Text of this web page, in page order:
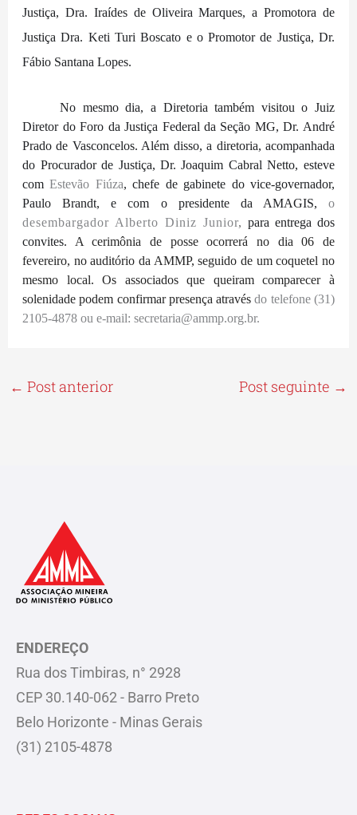
Justiça, Dra. Iraídes de Oliveira Marques, a Promotora de
Justiça Dra. Keti Turi Boscato e o Promotor de Justiça, Dr.
Fábio Santana Lopes.
No mesmo dia, a Diretoria também visitou o Juiz
Diretor do Foro da Justiça Federal da Seção MG, Dr. André
Prado de Vasconcelos. Além disso, a diretoria, acompanhada
do Procurador de Justiça, Dr. Joaquim Cabral Netto, esteve
comEstevão Fiúza, chefe de gabinete do vice-governador,
Paulo Brandt, e com o presidente da AMAGIS, o
desembargador Alberto Diniz Junior,para entrega dos
convites. A cerimônia de posse ocorrerá no dia 06 de
fevereiro, no auditório da AMMP, seguido de um coquetel no
mesmo local. Os associados que queiram comparecer à
solenidade podem confirmar presença atravésdo telefone (31)
2105-4878 ou e-mail: secretaria@ammp.org.br.
← Post anterior Post seguinte →
ENDEREÇO
Rua dos Timbiras, n° 2928
CEP 30.140-062 - Barro Preto
Belo Horizonte - Minas Gerais
(31) 2105-4878